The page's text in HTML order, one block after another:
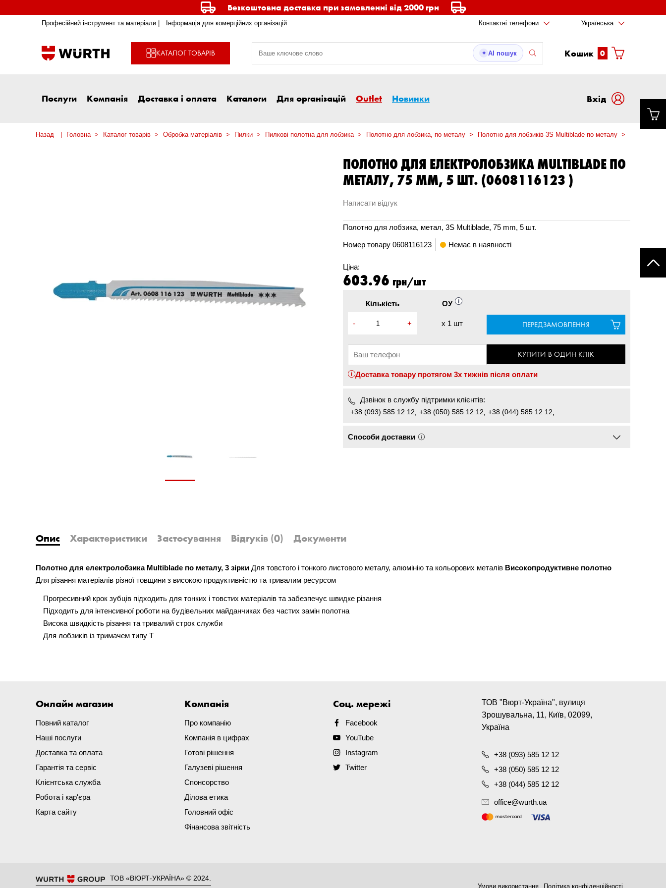
Безкоштовна доставка при замовленні від 2000 грн
Професійний інструмент та матеріали | Інформація для комерційних організацій Контактні телефони Українська
КАТАЛОГ ТОВАРІВ ✦ AI пошук Кошик 0
Послуги Компанія Доставка і оплата Каталоги Для організацій Outlet Новинки Вxід
Назад Головна Каталог товарів Обробка матеріалів Пилки Пилкові полотна для лобзика Полотно для лобзика, по металу Полотно для лобзиків 3S Multiblade по металу
ПОЛОТНО ДЛЯ ЕЛЕКТРОЛОБЗИКА MULTIBLADE ПО
МЕТАЛУ, 75 MM, 5 ШТ. (0608116123 )
Написати відгук
Полотно для лобзика, метал, 3S Multiblade, 75 mm, 5 шт.
Номер товару 0608116123 Немає в наявності
Ціна:
603.96 грн/шт
Кількість
- +
ОУ
x 1 шт ПЕРЕДЗАМОВЛЕННЯ
КУПИТИ В ОДИН КЛІК
Доставка товару протягом 3х тижнів після оплати
Дзвінок в службу підтримки клієнтів:
+38 (093) 585 12 12, +38 (050) 585 12 12, +38 (044) 585 12 12,
Способи доставки
Опис Характеристики Застосування Відгуків (0) Документи
Полотно для електролобзика Multiblade по металу, 3 зірки Для товстого і тонкого листового металу, алюмінію та кольорових металів Високопродуктивне полотно
Для різання матеріалів різної товщини з високою продуктивністю та тривалим ресурсом
Прогресивний крок зубців підходить для тонких і товстих матеріалів та забезпечує швидке різання
Підходить для інтенсивної роботи на будівельних майданчиках без частих замін полотна
Висока швидкість різання та тривалий строк служби
Для лобзиків із тримачем типу T
Онлайн магазин
Повний каталог
Наші послуги
Доставка та оплата
Гарантія та сервіс
Клієнтська служба
Робота і кар'єра
Карта сайту
Компанія
Про компанію
Компанія в цифрах
Готові рішення
Галузеві рішення
Спонсорство
Ділова етика
Головний офіс
Фінансова звітність
Соц. мережі
Facebook
YouTube
Instagram
Twitter
ТОВ "Вюрт-Україна", вулиця
Зрошувальна, 11, Київ, 02099,
Україна
+38 (093) 585 12 12
+38 (050) 585 12 12
+38 (044) 585 12 12
office@wurth.ua
ТОВ «ВЮРТ-УКРАЇНА» © 2024.
Умови використання Політика конфіденційності